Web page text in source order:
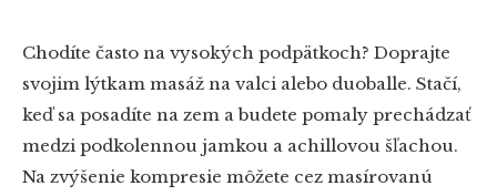
Chodíte často na vysokých podpätkoch? Doprajte
svojim lýtkam masáž na valci alebo duoballe. Stačí,
keď sa posadíte na zem a budete pomaly prechádzať
medzi podkolennou jamkou a achillovou šľachou.
Na zvýšenie kompresie môžete cez masírovanú